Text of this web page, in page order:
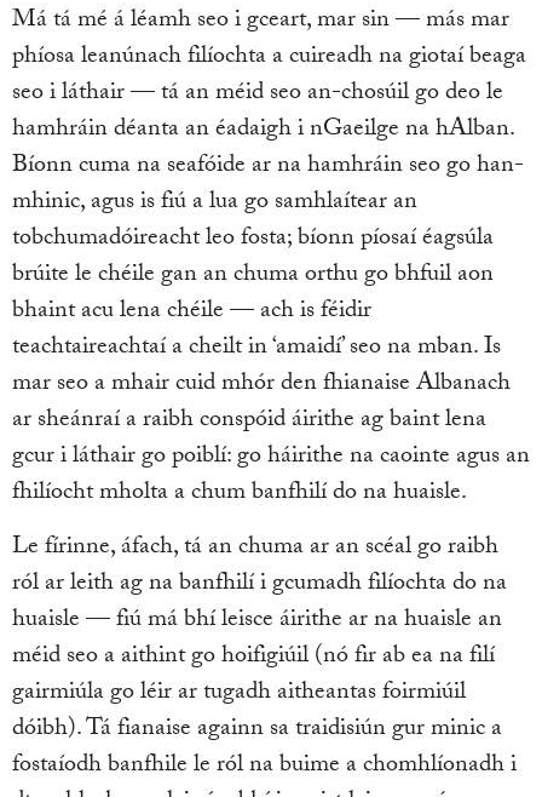
Má tá mé á léamh seo i gceart, mar sin — más mar
phíosa leanúnach filíochta a cuireadh na giotaí beaga
seo i láthair — tá an méid seo an-chosúil go deo le
hamhráin déanta an éadaigh i nGaeilge na hAlban.
Bíonn cuma na seafóide ar na hamhráin seo go han-
mhinic, agus is fiú a lua go samhlaítear an
tobchumadóireacht leo fosta; bíonn píosaí éagsúla
brúite le chéile gan an chuma orthu go bhfuil aon
bhaint acu lena chéile — ach is féidir
teachtaireachtaí a cheilt in ‘amaidí’ seo na mban. Is
mar seo a mhair cuid mhór den fhianaise Albanach
ar sheánraí a raibh conspóid áirithe ag baint lena
gcur i láthair go poiblí: go háirithe na caointe agus an
fhilíocht mholta a chum banfhilí do na huaisle.
Le fírinne, áfach, tá an chuma ar an scéal go raibh
ról ar leith ag na banfhilí i gcumadh filíochta do na
huaisle — fiú má bhí leisce áirithe ar na huaisle an
méid seo a aithint go hoifigiúil (nó fir ab ea na filí
gairmiúla go léir ar tugadh aitheantas foirmiúil
dóibh). Tá fianaise againn sa traidisiún gur minic a
fostaíodh banfhile le ról na buime a chomhlíonadh i